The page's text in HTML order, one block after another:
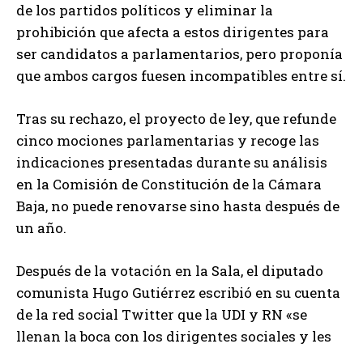
de los partidos políticos y eliminar la
prohibición que afecta a estos dirigentes para
ser candidatos a parlamentarios, pero proponía
que ambos cargos fuesen incompatibles entre sí.
Tras su rechazo, el proyecto de ley, que refunde
cinco mociones parlamentarias y recoge las
indicaciones presentadas durante su análisis
en la Comisión de Constitución de la Cámara
Baja, no puede renovarse sino hasta después de
un año.
Después de la votación en la Sala, el diputado
comunista Hugo Gutiérrez escribió en su cuenta
de la red social Twitter que la UDI y RN «se
llenan la boca con los dirigentes sociales y les